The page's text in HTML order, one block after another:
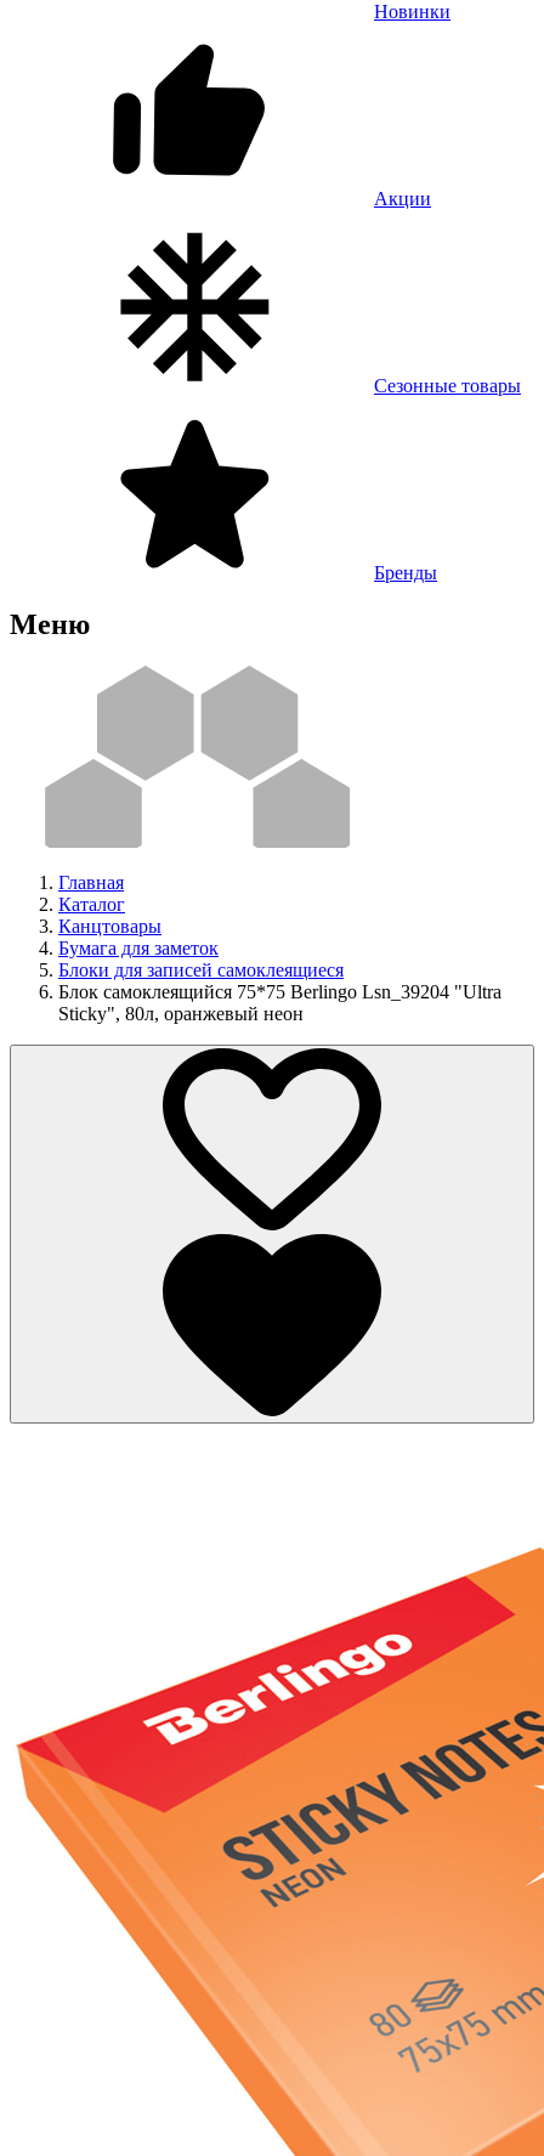
Новинки
Акции
Сезонные товары
Бренды
Меню
Главная
Каталог
Канцтовары
Бумага для заметок
Блоки для записей самоклеящиеся
Блок самоклеящийся 75*75 Berlingo Lsn_39204 "Ultra
Sticky", 80л, оранжевый неон